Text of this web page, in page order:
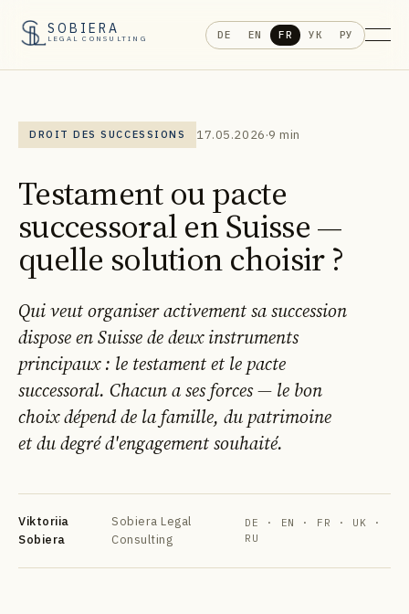
SOBIERA
LEGAL CONSULTING DE EN FR УК РУ
DE EN FR УК РУ
DROIT DES SUCCESSIONS 17.05.2026·9 min
Testament ou pacte
successoral en Suisse —
quelle solution choisir ?
Qui veut organiser activement sa succession
dispose en Suisse de deux instruments
principaux : le testament et le pacte
successoral. Chacun a ses forces — le bon
choix dépend de la famille, du patrimoine
et du degré d'engagement souhaité.
Viktoriia
Sobiera
Sobiera Legal
Consulting
DE · EN · FR · UK ·
RU